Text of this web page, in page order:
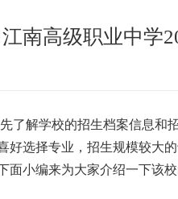
南高级职业中学
解学校的招生档案信息和
好选择专业，招生规模较大
小编来为大家介绍一下该校